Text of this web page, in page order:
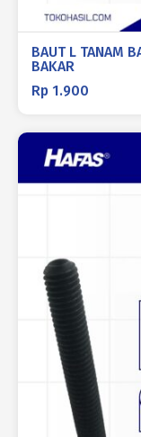
BAUT L TANAM
BAKAR
Rp 1.900